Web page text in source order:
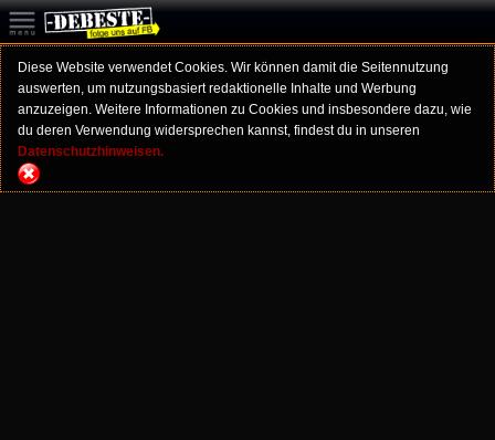
Diese Website verwendet Cookies. Wir können damit die Seitennutzung
auswerten, um nutzungsbasiert redaktionelle Inhalte und Werbung
anzuzeigen. Weitere Informationen zu Cookies und insbesondere dazu, wie
du deren Verwendung widersprechen kannst, findest du in unseren
Datenschutzhinweisen.